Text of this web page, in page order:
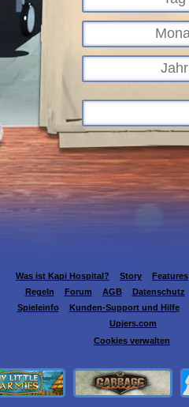
Was ist Kapi Hospital? Story Features
Regeln
Forum AGB Datenschutz
Spieleinfo
Kunden-Support und Hilfe
Upjers.com
Cookies verwalten